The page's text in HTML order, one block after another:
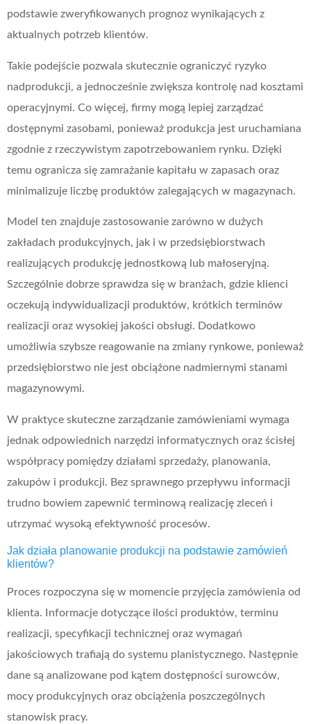
podstawie zweryfikowanych prognoz wynikających z
aktualnych potrzeb klientów.
Takie podejście pozwala skutecznie ograniczyć ryzyko
nadprodukcji, a jednocześnie zwiększa kontrolę nad kosztami
operacyjnymi. Co więcej, firmy mogą lepiej zarządzać
dostępnymi zasobami, ponieważ produkcja jest uruchamiana
zgodnie z rzeczywistym zapotrzebowaniem rynku. Dzięki
temu ogranicza się zamrażanie kapitału w zapasach oraz
minimalizuje liczbę produktów zalegających w magazynach.
Model ten znajduje zastosowanie zarówno w dużych
zakładach produkcyjnych, jak i w przedsiębiorstwach
realizujących produkcję jednostkową lub małoseryjną.
Szczególnie dobrze sprawdza się w branżach, gdzie klienci
oczekują indywidualizacji produktów, krótkich terminów
realizacji oraz wysokiej jakości obsługi. Dodatkowo
umożliwia szybsze reagowanie na zmiany rynkowe, ponieważ
przedsiębiorstwo nie jest obciążone nadmiernymi stanami
magazynowymi.
W praktyce skuteczne zarządzanie zamówieniami wymaga
jednak odpowiednich narzędzi informatycznych oraz ścisłej
współpracy pomiędzy działami sprzedaży, planowania,
zakupów i produkcji. Bez sprawnego przepływu informacji
trudno bowiem zapewnić terminową realizację zleceń i
utrzymać wysoką efektywność procesów.
Jak działa planowanie produkcji na podstawie zamówień
klientów?
Proces rozpoczyna się w momencie przyjęcia zamówienia od
klienta. Informacje dotyczące ilości produktów, terminu
realizacji, specyfikacji technicznej oraz wymagań
jakościowych trafiają do systemu planistycznego. Następnie
dane są analizowane pod kątem dostępności surowców,
mocy produkcyjnych oraz obciążenia poszczególnych
stanowisk pracy.